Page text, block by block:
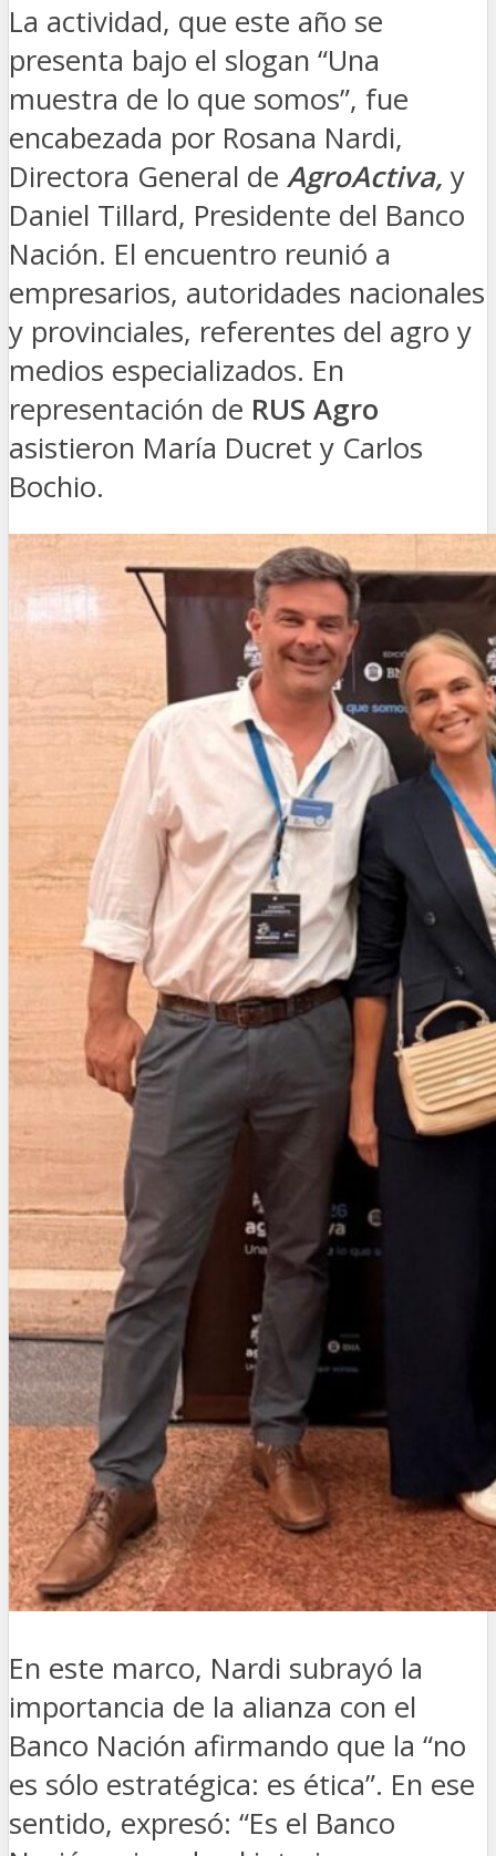
La actividad, que este año se
presenta bajo el slogan “Una
muestra de lo que somos”, fue
encabezada por Rosana Nardi,
Directora General de AgroActiva, y
Daniel Tillard, Presidente del Banco
Nación. El encuentro reunió a
empresarios, autoridades nacionales
y provinciales, referentes del agro y
medios especializados. En
representación de RUS Agro
asistieron María Ducret y Carlos
Bochio.
En este marco, Nardi subrayó la
importancia de la alianza con el
Banco Nación afirmando que la “no
es sólo estratégica: es ética”. En ese
sentido, expresó: “Es el Banco